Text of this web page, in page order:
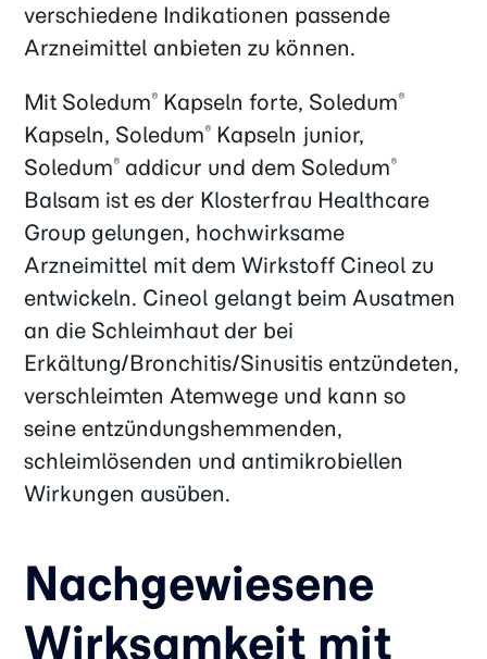
verschiedene Indikationen passende
Arzneimittel anbieten zu können.
Mit Soledum® Kapseln forte, Soledum®
Kapseln, Soledum® Kapseln junior,
Soledum® addicur und dem Soledum®
Balsam ist es der Klosterfrau Healthcare
Group gelungen, hochwirksame
Arzneimittel mit dem Wirkstoff Cineol zu
entwickeln. Cineol gelangt beim Ausatmen
an die Schleimhaut der bei
Erkältung/Bronchitis/Sinusitis entzündeten,
verschleimten Atemwege und kann so
seine entzündungshemmenden,
schleimlösenden und antimikrobiellen
Wirkungen ausüben.
Nachgewiesene
Wirksamkeit mit